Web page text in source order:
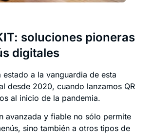
soluciones pioneras
digitales
estado a la vanguardia de esta
desde 2020, cuando lanzamos QR
al inicio de la pandemia.
avanzada y fiable no sólo permite
sino también a otros tipos de